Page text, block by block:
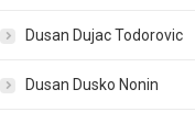
Dusan Dujac Todorovic
Dusan Dusko Nonin